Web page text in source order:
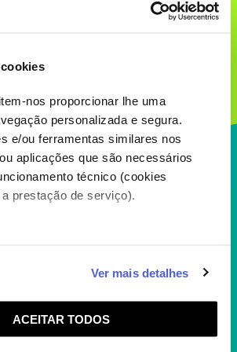
nos proporcionar lhe uma
personalizada e segura.
e/ou ferramentas similares nos
aplicações que são necessários
técnico (cookies
prestação de serviço).
preferências e apresentar-lhe
de personalização e
anúncios aos seus interesses
Ver mais detalhes
ACEITAR TODOS
E O IMPÉRIO
os seus amigos viajam até ao
é um gato robótico que perdeu
uns ratinhos as comeram,